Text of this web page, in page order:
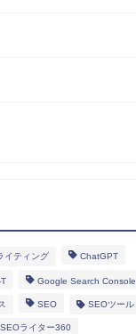
イティング ChatGPT
Google Search Console
SEO SEOツール
SEOライター360